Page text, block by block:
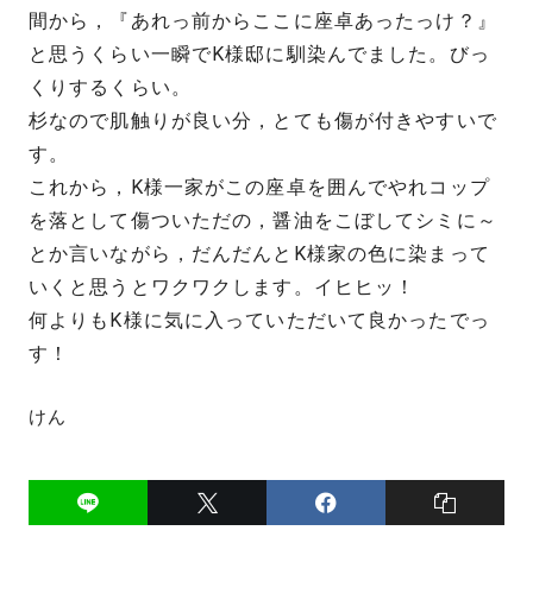
間から，『あれっ前からここに座卓あったっけ？』
と思うくらい一瞬でK様邸に馴染んでました。びっ
くりするくらい。
杉なので肌触りが良い分，とても傷が付きやすいで
す。
これから，K様一家がこの座卓を囲んでやれコップ
を落として傷ついただの，醤油をこぼしてシミに～
とか言いながら，だんだんとK様家の色に染まって
いくと思うとワクワクします。イヒヒッ！
何よりもK様に気に入っていただいて良かったでっ
す！
けん